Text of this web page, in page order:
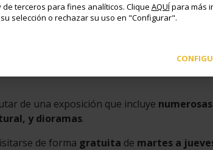
Star Wars, en el Palacio del Infante Don Luis.
exposición Universo Star Wars,
de una exposición que incluye numerosas
y dioramas.
de forma gratuita de martes a
terceros para fines analíticos. Clique AQUÍpara más
selección o rechazar su uso en "Configurar".